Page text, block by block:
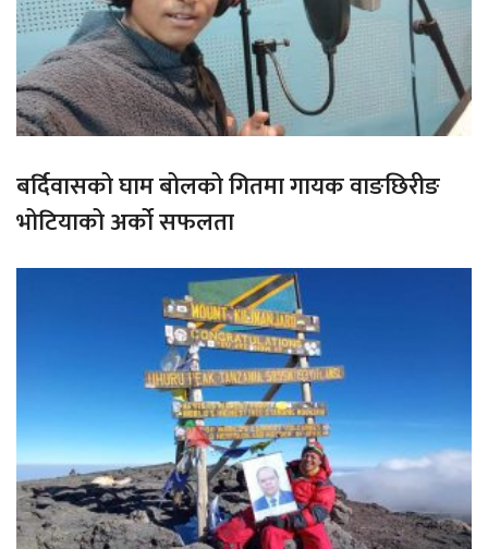
बर्दिवासको घाम बोलको गितमा गायक वाङछिरीङ
भोटियाको अर्को सफलता